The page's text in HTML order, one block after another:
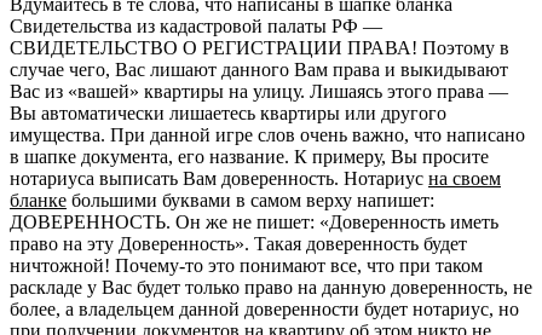
Вдумайтесь в те слова, что написаны в шапке бланка
Свидетельства из кадастровой палаты РФ —
СВИДЕТЕЛЬСТВО О РЕГИСТРАЦИИ ПРАВА! Поэтому в
случае чего, Вас лишают данного Вам права и выкидывают
Вас из «вашей» квартиры на улицу. Лишаясь этого права —
Вы автоматически лишаетесь квартиры или другого
имущества. При данной игре слов очень важно, что написано
в шапке документа, его название. К примеру, Вы просите
нотариуса выписать Вам доверенность. Нотариус на своем
бланке большими буквами в самом верху напишет:
ДОВЕРЕННОСТЬ. Он же не пишет: «Доверенность иметь
право на эту Доверенность». Такая доверенность будет
ничтожной! Почему-то это понимают все, что при таком
раскладе у Вас будет только право на данную доверенность, не
более, а владельцем данной доверенности будет нотариус, но